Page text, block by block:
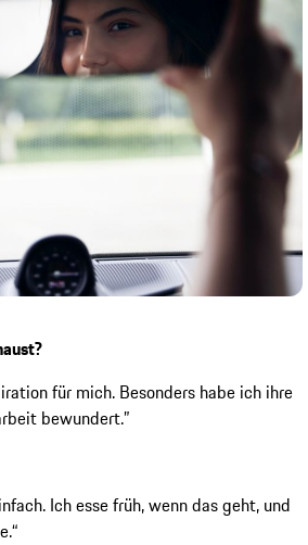
für mich. Besonders habe ich ihre
bewundert.”
Ich esse früh, wenn das geht, und